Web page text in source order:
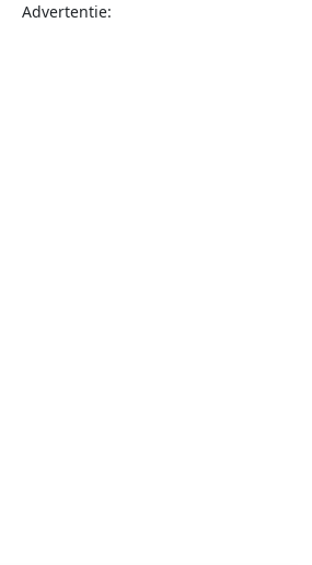
Advertentie: